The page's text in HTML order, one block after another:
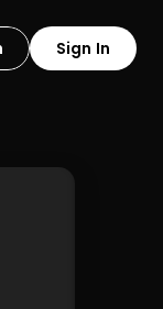
Sign In